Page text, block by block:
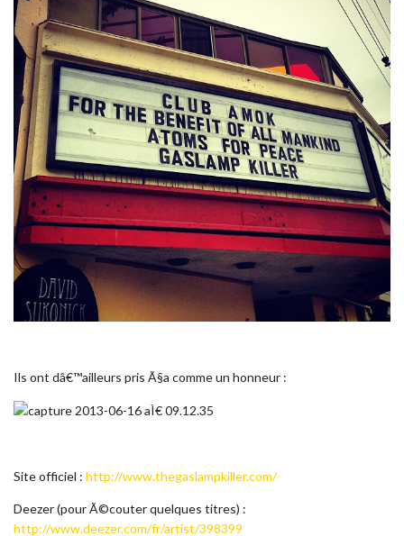
Ils ont dâ€™ailleurs pris Ã§a comme un honneur :
Site officiel : http://www.thegaslampkiller.com/
Deezer (pour Ã©couter quelques titres) :
http://www.deezer.com/fr/artist/398399